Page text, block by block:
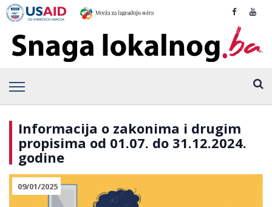
Informacija o zakonima i drugim
propisima od 01.07. do 31.12.2024.
godine
09/01/2025